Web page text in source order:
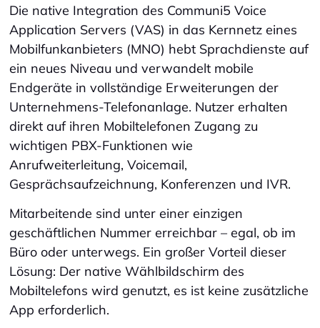
Die native Integration des Communi5 Voice
Application Servers (VAS) in das Kernnetz eines
Mobilfunkanbieters (MNO) hebt Sprachdienste auf
ein neues Niveau und verwandelt mobile
Endgeräte in vollständige Erweiterungen der
Unternehmens-Telefonanlage. Nutzer erhalten
direkt auf ihren Mobiltelefonen Zugang zu
wichtigen PBX-Funktionen wie
Anrufweiterleitung, Voicemail,
Gesprächsaufzeichnung, Konferenzen und IVR.
Mitarbeitende sind unter einer einzigen
geschäftlichen Nummer erreichbar – egal, ob im
Büro oder unterwegs. Ein großer Vorteil dieser
Lösung: Der native Wählbildschirm des
Mobiltelefons wird genutzt, es ist keine zusätzliche
App erforderlich.